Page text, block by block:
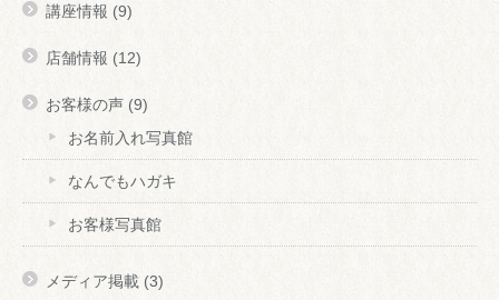
講座情報 (9)
店舗情報 (12)
お客様の声 (9)
お名前入れ写真館
なんでもハガキ
お客様写真館
メディア掲載 (3)